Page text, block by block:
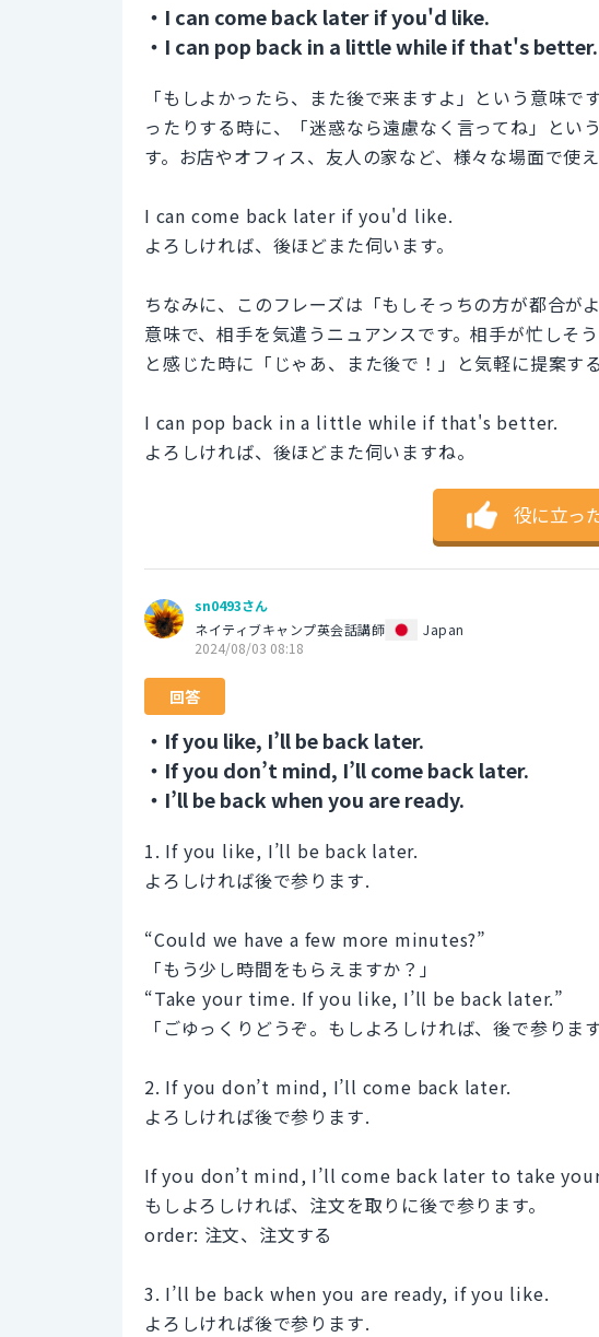
・I can come back later if you'd like.
・I can pop back in a little while if that's better.
「もしよかったら、また後で来ますよ」という意味
ったりする時に、「迷惑なら遠慮なく言ってね」とい
す。お店やオフィス、友人の家など、様々な場面で使え
I can come back later if you'd like.
よろしければ、後ほどまた伺います。
ちなみに、このフレーズは「もしそっちの方が都合が
意味で、相手を気遣うニュアンスです。相手が忙しそ
と感じた時に「じゃあ、また後で！」と気軽に提案す
I can pop back in a little while if that's better.
よろしければ、後ほどまた伺いますね。
役に立っ
sn0493さん
ネイティブキャンプ英会話講師
Japan
2024/08/03 08:18
回答
・If you like, I’ll be back later.
・If you don’t mind, I’ll come back later.
・I’ll be back when you are ready.
1. If you like, I’ll be back later.
よろしければ後で参ります.
“Could we have a few more minutes?”
「もう少し時間をもらえますか？」
“Take your time. If you like, I’ll be back later.”
「ごゆっくりどうぞ。もしよろしければ、後で参ります
2. If you don’t mind, I’ll come back later.
よろしければ後で参ります.
If you don’t mind, I’ll come back later to take
もしよろしければ、注文を取りに後で参ります。
order: 注文、注文する
3. I’ll be back when you are ready, if you like.
よろしければ後で参ります.